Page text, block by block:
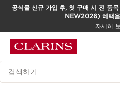
컨텐츠로 이동하기
공식몰 신규 가입 후, 첫 구매 시 전 품
NEW2026) 혜택을
자세히
범례 검색하기